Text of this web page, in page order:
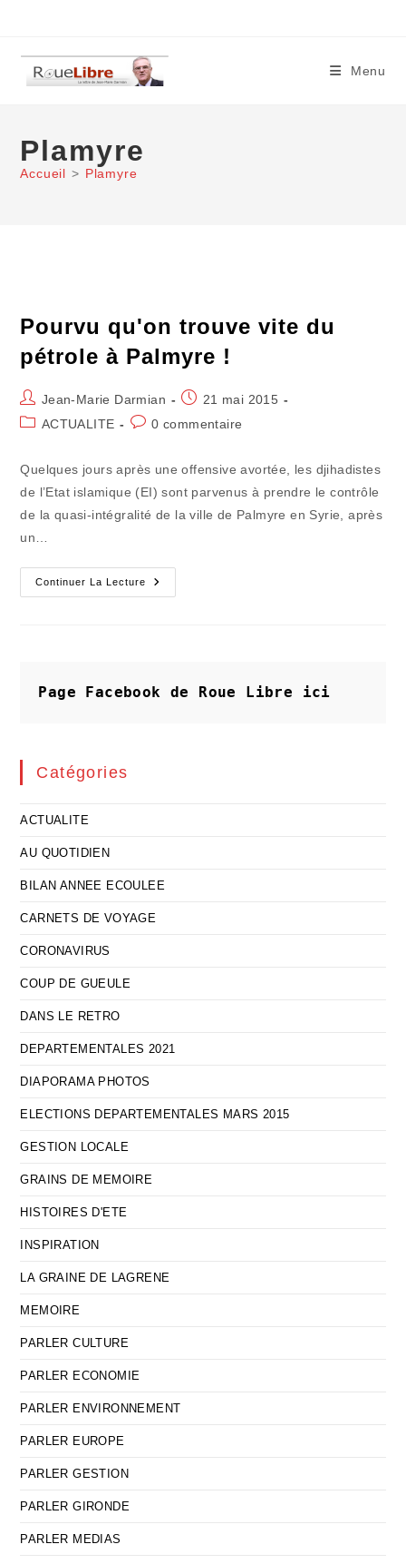
content
Menu
Plamyre
Accueil > Plamyre
Pourvu qu'on trouve vite du
pétrole à Palmyre !
Auteur/autrice
de
Jean-Marie Darmian
Publication
publiée :
21 mai 2015
PostACTUALITE
Commentaires
0 commentaire
Quelques jours après une offensive avortée, les djihadistes
de l’Etat islamique (EI) sont parvenus à prendre le contrôle
de la quasi-intégralité de la ville de Palmyre en Syrie, après
un…
Continuer La Lecture
Pourvu
Qu'on
Page Facebook de Roue Libre ici
Catégories
ACTUALITE
AU QUOTIDIEN
BILAN ANNEE ECOULEE
CARNETS DE VOYAGE
CORONAVIRUS
COUP DE GUEULE
DANS LE RETRO
DEPARTEMENTALES 2021
DIAPORAMA PHOTOS
ELECTIONS DEPARTEMENTALES MARS 2015
GESTION LOCALE
GRAINS DE MEMOIRE
HISTOIRES D'ETE
INSPIRATION
LA GRAINE DE LAGRENE
MEMOIRE
PARLER CULTURE
PARLER ECONOMIE
PARLER ENVIRONNEMENT
PARLER EUROPE
PARLER GESTION
PARLER GIRONDE
PARLER MEDIAS